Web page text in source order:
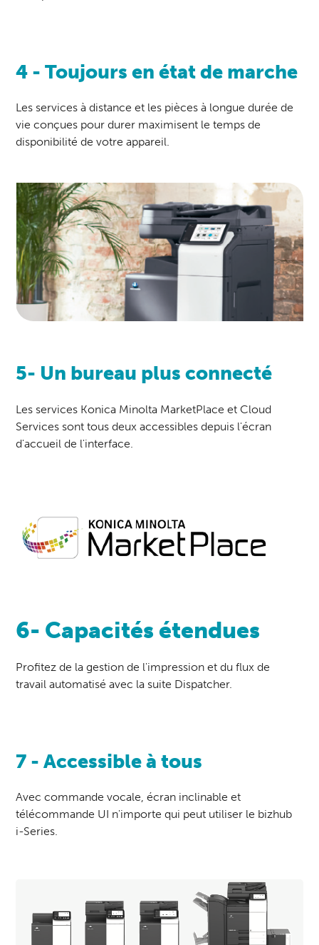
4 - Toujours en état de marche
Les services à distance et les pièces à longue durée de
vie conçues pour durer maximisent le temps de
disponibilité de votre appareil.
5- Un bureau plus connecté
Les services Konica Minolta MarketPlace et Cloud
Services sont tous deux accessibles depuis l'écran
d'accueil de l'interface.
6- Capacités étendues
Profitez de la gestion de l'impression et du flux de
travail automatisé avec la suite Dispatcher.
7 - Accessible à tous
Avec commande vocale, écran inclinable et
télécommande UI n'importe qui peut utiliser le bizhub
i-Series.